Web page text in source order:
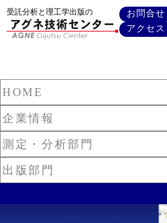
受託分析と理工学出版の
お問合せ
アクセス
HOME
企業情報
測定・分析部門
出版部門